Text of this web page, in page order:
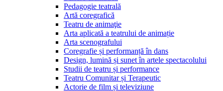
Pedagogie teatrală
Artă coregrafică
Teatru de animaţie
Arta aplicată a teatrului de animație
Arta scenografului
Coregrafie și performanță în dans
Design, lumină și sunet în artele spectacolului
Studii de teatru și performance
Teatru Comunitar și Terapeutic
Actorie de film și televiziune